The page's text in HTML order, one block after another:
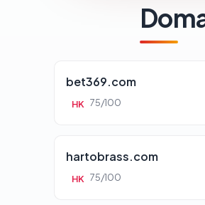
bet369.com
HK 75/100
hartobrass.com
HK 75/100